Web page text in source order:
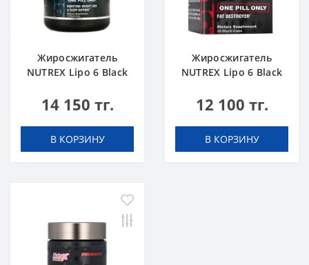
Жиросжигатель
NUTREX Lipo 6 Black
Concentrate 30 caps
14 150 тг.
В КОРЗИНУ
Жиросжигатель
NUTREX Lipo 6 Black
caps
12 100 тг.
В КОРЗИНУ